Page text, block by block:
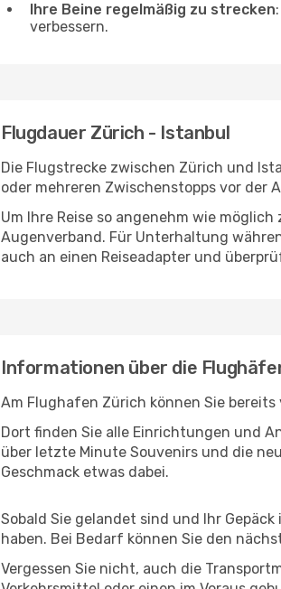
Ihre Beine regelmäßig zu strecken
verbessern.
Flugdauer Zürich - Istanbul
Die Flugstrecke zwischen Zürich und
oder mehreren Zwischenstopps vor der
Um Ihre Reise so angenehm wie
Augenverband. Für Unterhaltung
auch an einen Reiseadapter und
Informationen über die
Am Flughafen Zürich können Sie
Dort finden Sie alle Einrichtungen und
über letzte Minute Souvenirs und die
Geschmack etwas dabei.
Sobald Sie gelandet sind und Ihr
haben. Bei Bedarf können Sie den
Vergessen Sie nicht, auch die